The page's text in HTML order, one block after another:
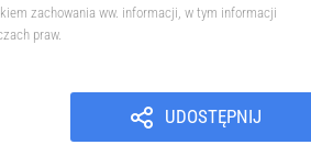
zachowania ww. informacji, w tym informacji
praw.
UDOSTĘPNIJ